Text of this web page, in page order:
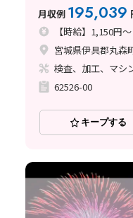
月収例 195,039
【時給】1,150円～
宮城県伊具郡丸森
検査、加工、マシ
62526-00
キープする